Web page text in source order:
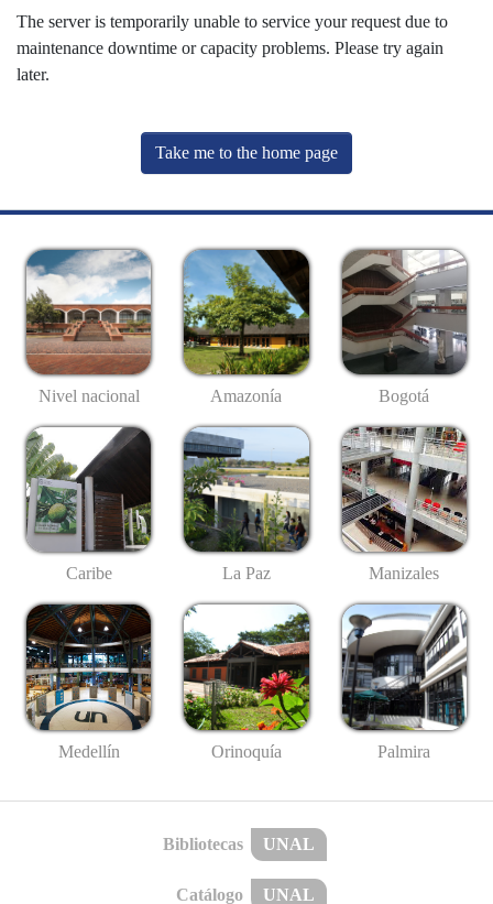
The server is temporarily unable to service your request due to
maintenance downtime or capacity problems. Please try again
later.
Take me to the home page
Nivel nacional Amazonía Bogotá
Caribe La Paz Manizales
Medellín Orinoquía Palmira
Bibliotecas UNAL
Catálogo UNAL